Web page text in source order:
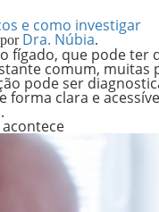
e como investigar
por Dra. Núbia.
fígado, que pode ter
comum,
pode ser
forma clara e